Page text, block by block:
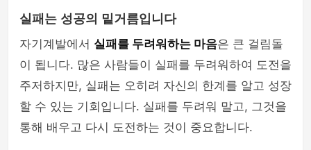
실패는 성공의 밑거름입니다
자기계발에서 실패를 두려워하는 마음은 큰 걸림돌
이 됩니다. 많은 사람들이 실패를 두려워하여 도전을
주저하지만, 실패는 오히려 자신의 한계를 알고 성장
할 수 있는 기회입니다. 실패를 두려워 말고, 그것을
통해 배우고 다시 도전하는 것이 중요합니다.